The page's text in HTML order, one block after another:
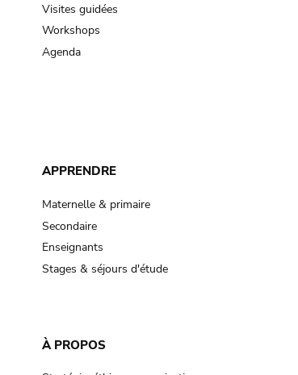
Visites guidées
Workshops
Agenda
APPRENDRE
Maternelle & primaire
Secondaire
Enseignants
Stages & séjours d'étude
À PROPOS